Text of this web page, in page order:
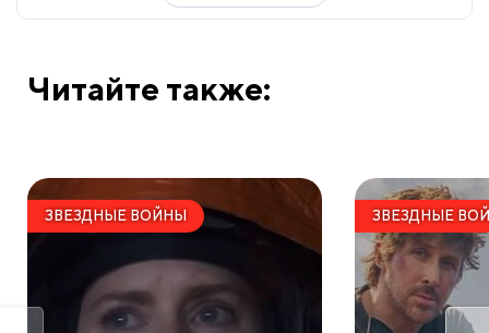
Читайте также:
ЗВЕЗДНЫЕ ВОЙНЫ ЗВЕЗДНЫЕ